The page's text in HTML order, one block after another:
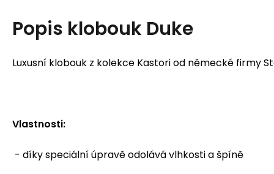
Popis klobouk Duke
Luxusní klobouk z kolekce Kastori od německé firmy
Vlastnosti:
- díky speciální úpravě odolává vlhkosti a špíně